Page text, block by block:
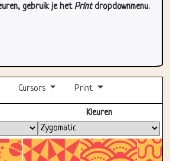
Kleuren